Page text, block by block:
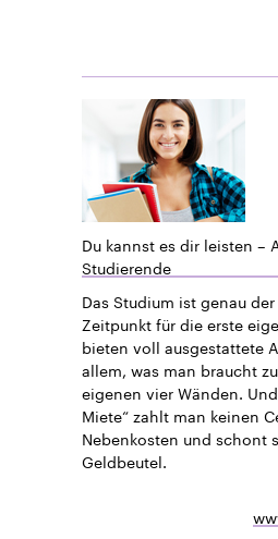
Du kannst es dir leisten –
Studierende
Das Studium ist genau
Zeitpunkt für die erste
bieten voll ausgestattete
allem, was man braucht
eigenen vier Wänden.
Miete“ zahlt man keinen
Nebenkosten und schont
Geldbeutel.